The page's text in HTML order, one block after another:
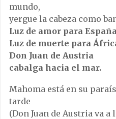
mundo,
yergue la cabeza como
Luz de amor para
Luz de muerte para
Don Juan de Austria
cabalga hacia el mar.
Mahoma está en su
tarde
(Don Juan de Austria va a